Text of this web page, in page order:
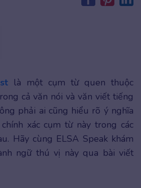
là một cụm từ quen thuộc
cả văn nói và văn viết tiếng
phải ai cũng hiểu rõ ý nghĩa
xác cụm từ này trong các
Hãy cùng ELSA Speak khám
ngữ thú vị này qua bài viết